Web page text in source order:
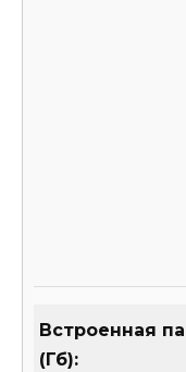
Встроенная
(Гб):